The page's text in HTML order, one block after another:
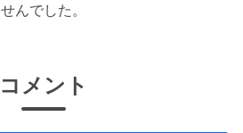
んでした。
コメント